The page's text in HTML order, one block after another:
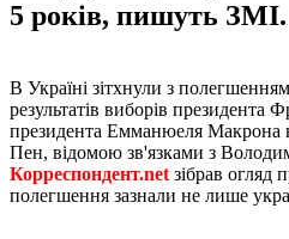
5 років, пишуть ЗМІ.
В Україні зітхнули з
результатів виборів президента
президента Емманюеля Макрона
Пен, відомою зв'язками з
Корреспондент.net зібрав огляд
полегшення зазнали не лише